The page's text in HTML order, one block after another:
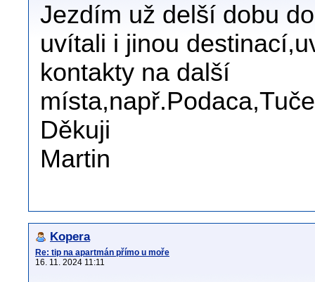
Jezdím už delší dobu
uvítali i jinou
kontakty na další
Děkuji
Martin
Kopera
Re: tip na apartmán přímo u moře
16. 11. 2024 11:11